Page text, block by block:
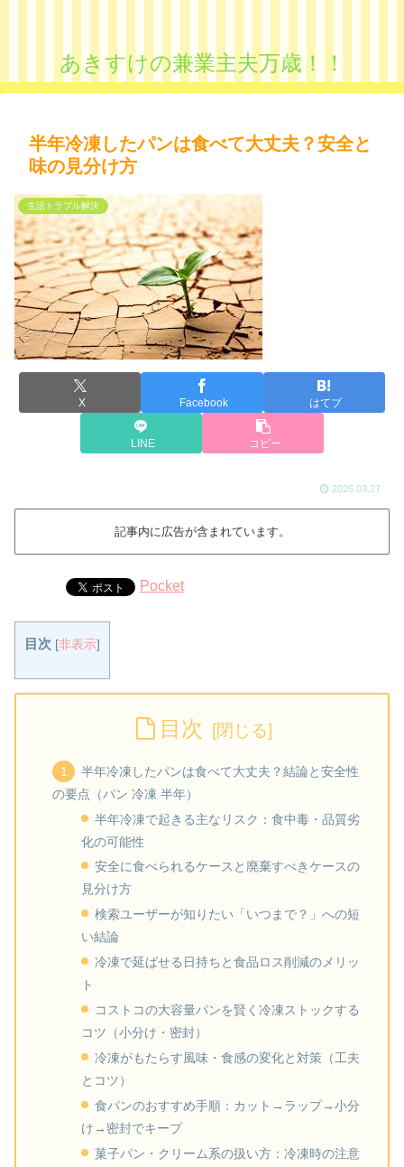
あきすけの兼業主夫万歳！！
半年冷凍したパンは食べて大丈夫？安全と
味の見分け方
生活トラブル解決
X Facebook はてブ
LINE コピー
2026.03.27
記事内に広告が含まれています。
Pocket
目次 [非表示]
目次
半年冷凍したパンは食べて大丈夫？結論と安全性
の要点（パン 冷凍 半年）
半年冷凍で起きる主なリスク：食中毒・品質劣
化の可能性
安全に食べられるケースと廃棄すべきケースの
見分け方
検索ユーザーが知りたい「いつまで？」への短
い結論
冷凍で延ばせる日持ちと食品ロス削減のメリッ
ト
コストコの大容量パンを賢く冷凍ストックする
コツ（小分け・密封）
冷凍がもたらす風味・食感の変化と対策（工夫
とコツ）
食パンのおすすめ手順：カット→ラップ→小分
け→密封でキープ
菓子パン・クリーム系の扱い方：冷凍時の注意